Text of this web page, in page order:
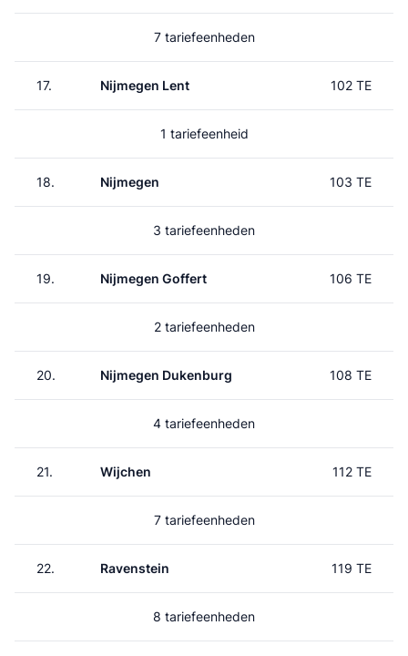
7 tariefeenheden
17. Nijmegen Lent 102 TE
1 tariefeenheid
18. Nijmegen 103 TE
3 tariefeenheden
19. Nijmegen Goffert 106 TE
2 tariefeenheden
20. Nijmegen Dukenburg 108 TE
4 tariefeenheden
21. Wijchen 112 TE
7 tariefeenheden
22. Ravenstein 119 TE
8 tariefeenheden